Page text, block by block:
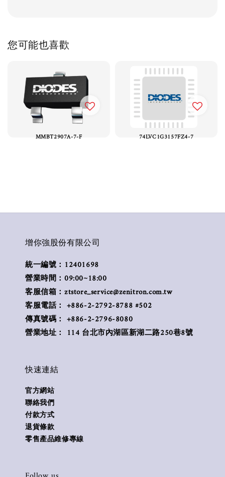
您可能也喜歡
MMBT2907A-7-F 74LVC1G3157FZ4-7
增你強股份有限公司
統一編號：12401698
營業時間：09:00~18:00
客服信箱：ztstore_service@zenitron.com.tw
客服電話： +886-2-2792-8788 #502
傳真號碼： +886-2-2796-8080
營業地址： 114 台北市內湖區新湖二路250巷8號
快速連結
官方網站
聯絡我們
付款方式
退貨條款
零售產品維修專線